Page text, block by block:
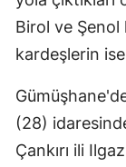
Birol ve Şenol
kardeşlerin
(28)
Çankırı ili